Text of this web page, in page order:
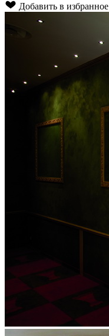
Добавить в избранное